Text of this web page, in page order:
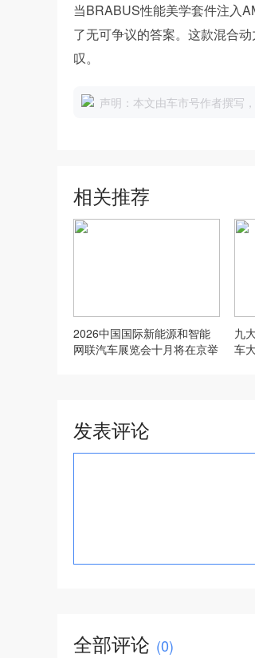
当BRABUS性能美学套件注入
了无可争议的答案。这款混合
叹。
声明：本文由车市号作者撰写
相关推荐
2026中国国际新能源和智能
网联汽车展览会十月将在京举
九
车
发表评论
全部评论 (0)